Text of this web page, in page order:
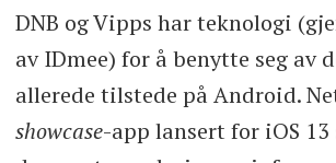
DNB og Vipps har teknologi
av IDmee) for å benytte seg av
allerede tilstede på Android.
showcase-app lansert for iOS 13